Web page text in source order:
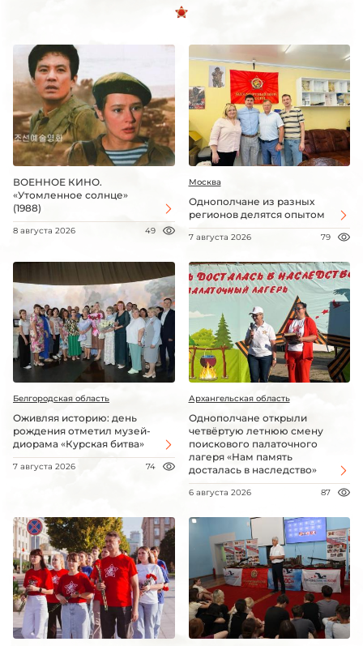
ВОЕННОЕ КИНО.
«Утомленное солнце»
(1988)
8 августа 2026 49
Москва
Однополчане из разных
регионов делятся опытом
7 августа 2026 79
Белгородская область
Оживляя историю: день
рождения отметил музей-
диорама «Курская битва»
7 августа 2026 74
Архангельская область
Однополчане открыли
четвёртую летнюю смену
поискового палаточного
лагеря «Нам память
досталась в наследство»
6 августа 2026 87